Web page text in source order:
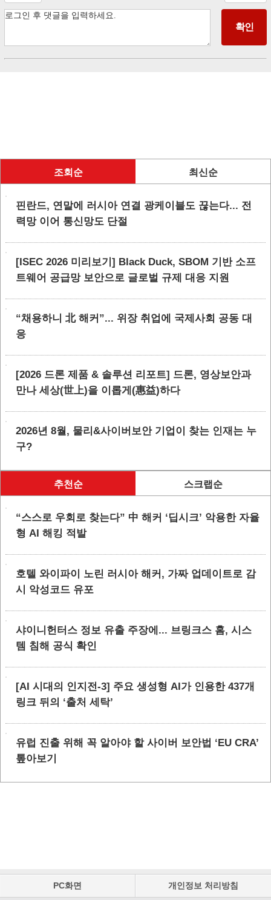
조회순 최신순
핀란드, 연말에 러시아 연결 광케이블도 끊는다... 전
력망 이어 통신망도 단절
[ISEC 2026 미리보기] Black Duck, SBOM 기반 소프
트웨어 공급망 보안으로 글로벌 규제 대응 지원
“채용하니 北 해커”... 위장 취업에 국제사회 공동 대
응
[2026 드론 제품 & 솔루션 리포트] 드론, 영상보안과
만나 세상(世上)을 이롭게(惠益)하다
2026년 8월, 물리&사이버보안 기업이 찾는 인재는 누
구?
추천순 스크랩순
“스스로 우회로 찾는다” 中 해커 ‘딥시크’ 악용한 자율
형 AI 해킹 적발
호텔 와이파이 노린 러시아 해커, 가짜 업데이트로 감
시 악성코드 유포
샤이니헌터스 정보 유출 주장에... 브링크스 홈, 시스
템 침해 공식 확인
[AI 시대의 인지전-3] 주요 생성형 AI가 인용한 437개
링크 뒤의 ‘출처 세탁’
유럽 진출 위해 꼭 알아야 할 사이버 보안법 ‘EU CRA’
톺아보기
PC화면 개인정보 처리방침